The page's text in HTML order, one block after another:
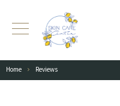
Home Reviews